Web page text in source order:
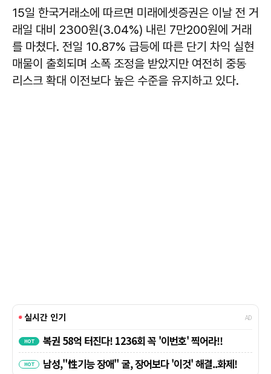
15일 한국거래소에 따르면 미래에셋증권은 이날 전 거
래일 대비 2300원(3.04%) 내린 7만200원에 거래
를 마쳤다. 전일 10.87% 급등에 따른 단기 차익 실현
매물이 출회되며 소폭 조정을 받았지만 여전히 중동
리스크 확대 이전보다 높은 수준을 유지하고 있다.